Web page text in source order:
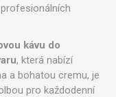
kávu do
, která nabízí
a bohatou cremu, je
pro každodenní